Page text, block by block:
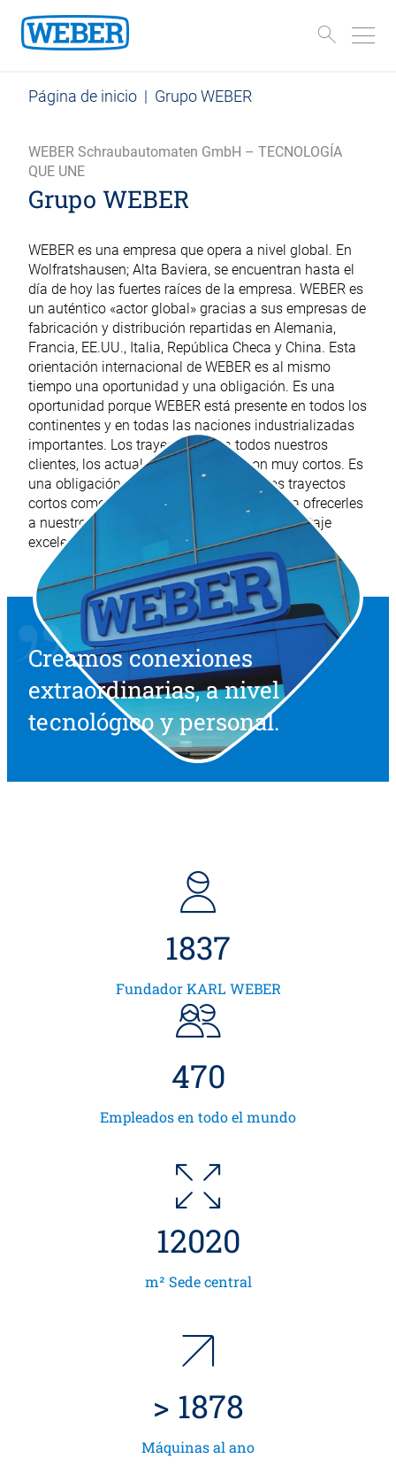
Página de inicio | Grupo WEBER
WEBER Schraubautomaten GmbH – TECNOLOGÍA
QUE UNE
Grupo WEBER
WEBER es una empresa que opera a nivel global. En
Wolfratshausen; Alta Baviera, se encuentran hasta el
día de hoy las fuertes raíces de la empresa. WEBER es
un auténtico «actor global» gracias a sus empresas de
fabricación y distribución repartidas en Alemania,
Francia, EE.UU., Italia, República Checa y China. Esta
orientación internacional de WEBER es al mismo
tiempo una oportunidad y una obligación. Es una
oportunidad porque WEBER está presente en todos los
continentes y en todas las naciones industrializadas
importantes. Los trayectos hacia todos nuestros
clientes, los actuales y los nuevos, son muy cortos. Es
una obligación porque concebimos estos trayectos
cortos como una especie de seguridad para ofrecerles
a nuestros clientes unas condiciones de montaje
excelentes.
Creamos conexiones
extraordinarias, a nivel
tecnológico y personal.
1954
Fundador KARL WEBER
499
Empleados en todo el mundo
12786
m² Sede central
> 1998
Máquinas al ano